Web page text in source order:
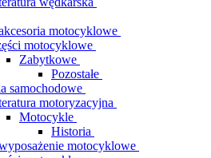
motocyklowe
motocyklowe
Zabytkowe
Pozostałe
samochodowe
motoryzacyjna
Motocykle
Historia
motocyklowe